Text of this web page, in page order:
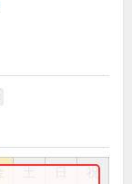
祝